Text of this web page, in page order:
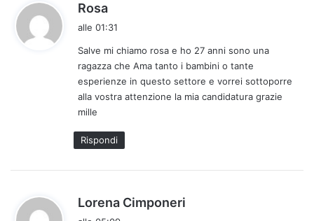
Rosa
a
e
t
t
o
alle 01:31
Salve mi chiamo rosa e ho 27 anni sono una
ragazza che Ama tanto i bambini o tante
esperienze in questo settore e vorrei sottoporre
alla vostra attenzione la mia candidatura grazie
mille
Rispondi
Lorena Cimponeri